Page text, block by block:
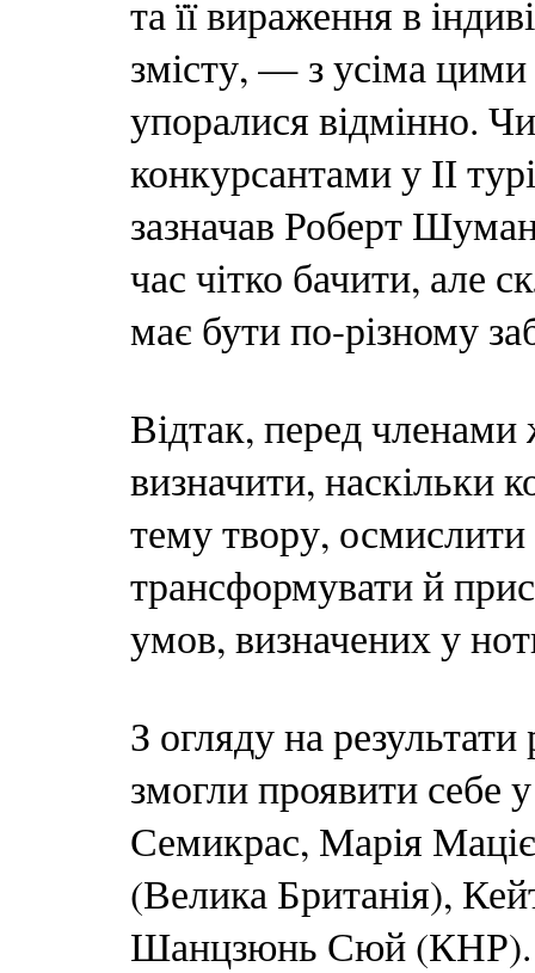
та її вираження в
змісту, — з усіма цими
упоралися відмінно.
конкурсантами у ІІ
зазначав Роберт
час чітко бачити, але
має бути по-різному
Відтак, перед
визначити, наскільки
тему твору, осмислити
трансформувати й
умов, визначених у
З огляду на
змогли проявити себе
Семикрас, Марія
(Велика Британія),
Шанцзюнь Сюй (КНР).